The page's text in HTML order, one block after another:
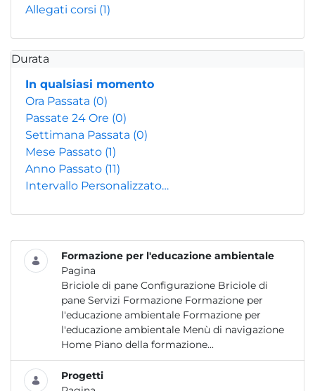
Allegati corsi (1)
Durata
In qualsiasi momento
Ora Passata (0)
Passate 24 Ore (0)
Settimana Passata (0)
Mese Passato (1)
Anno Passato (11)
Intervallo Personalizzato…
Formazione per l'educazione ambientale
Pagina
Briciole di pane Configurazione Briciole di
pane Servizi Formazione Formazione per
l'educazione ambientale Formazione per
l'educazione ambientale Menù di navigazione
Home Piano della formazione...
Progetti